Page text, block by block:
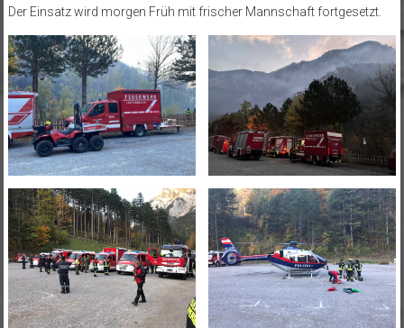
Der Einsatz wird morgen Früh mit frischer Mannschaft fortgesetzt.